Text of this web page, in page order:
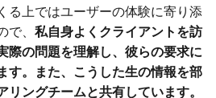
る上ではユーザーの体験に寄り添
、 私自身よくクライアントを訪
際の問題を理解し、彼らの要求に
す。また、こうした生の情報を部
ングチームと共有しています。